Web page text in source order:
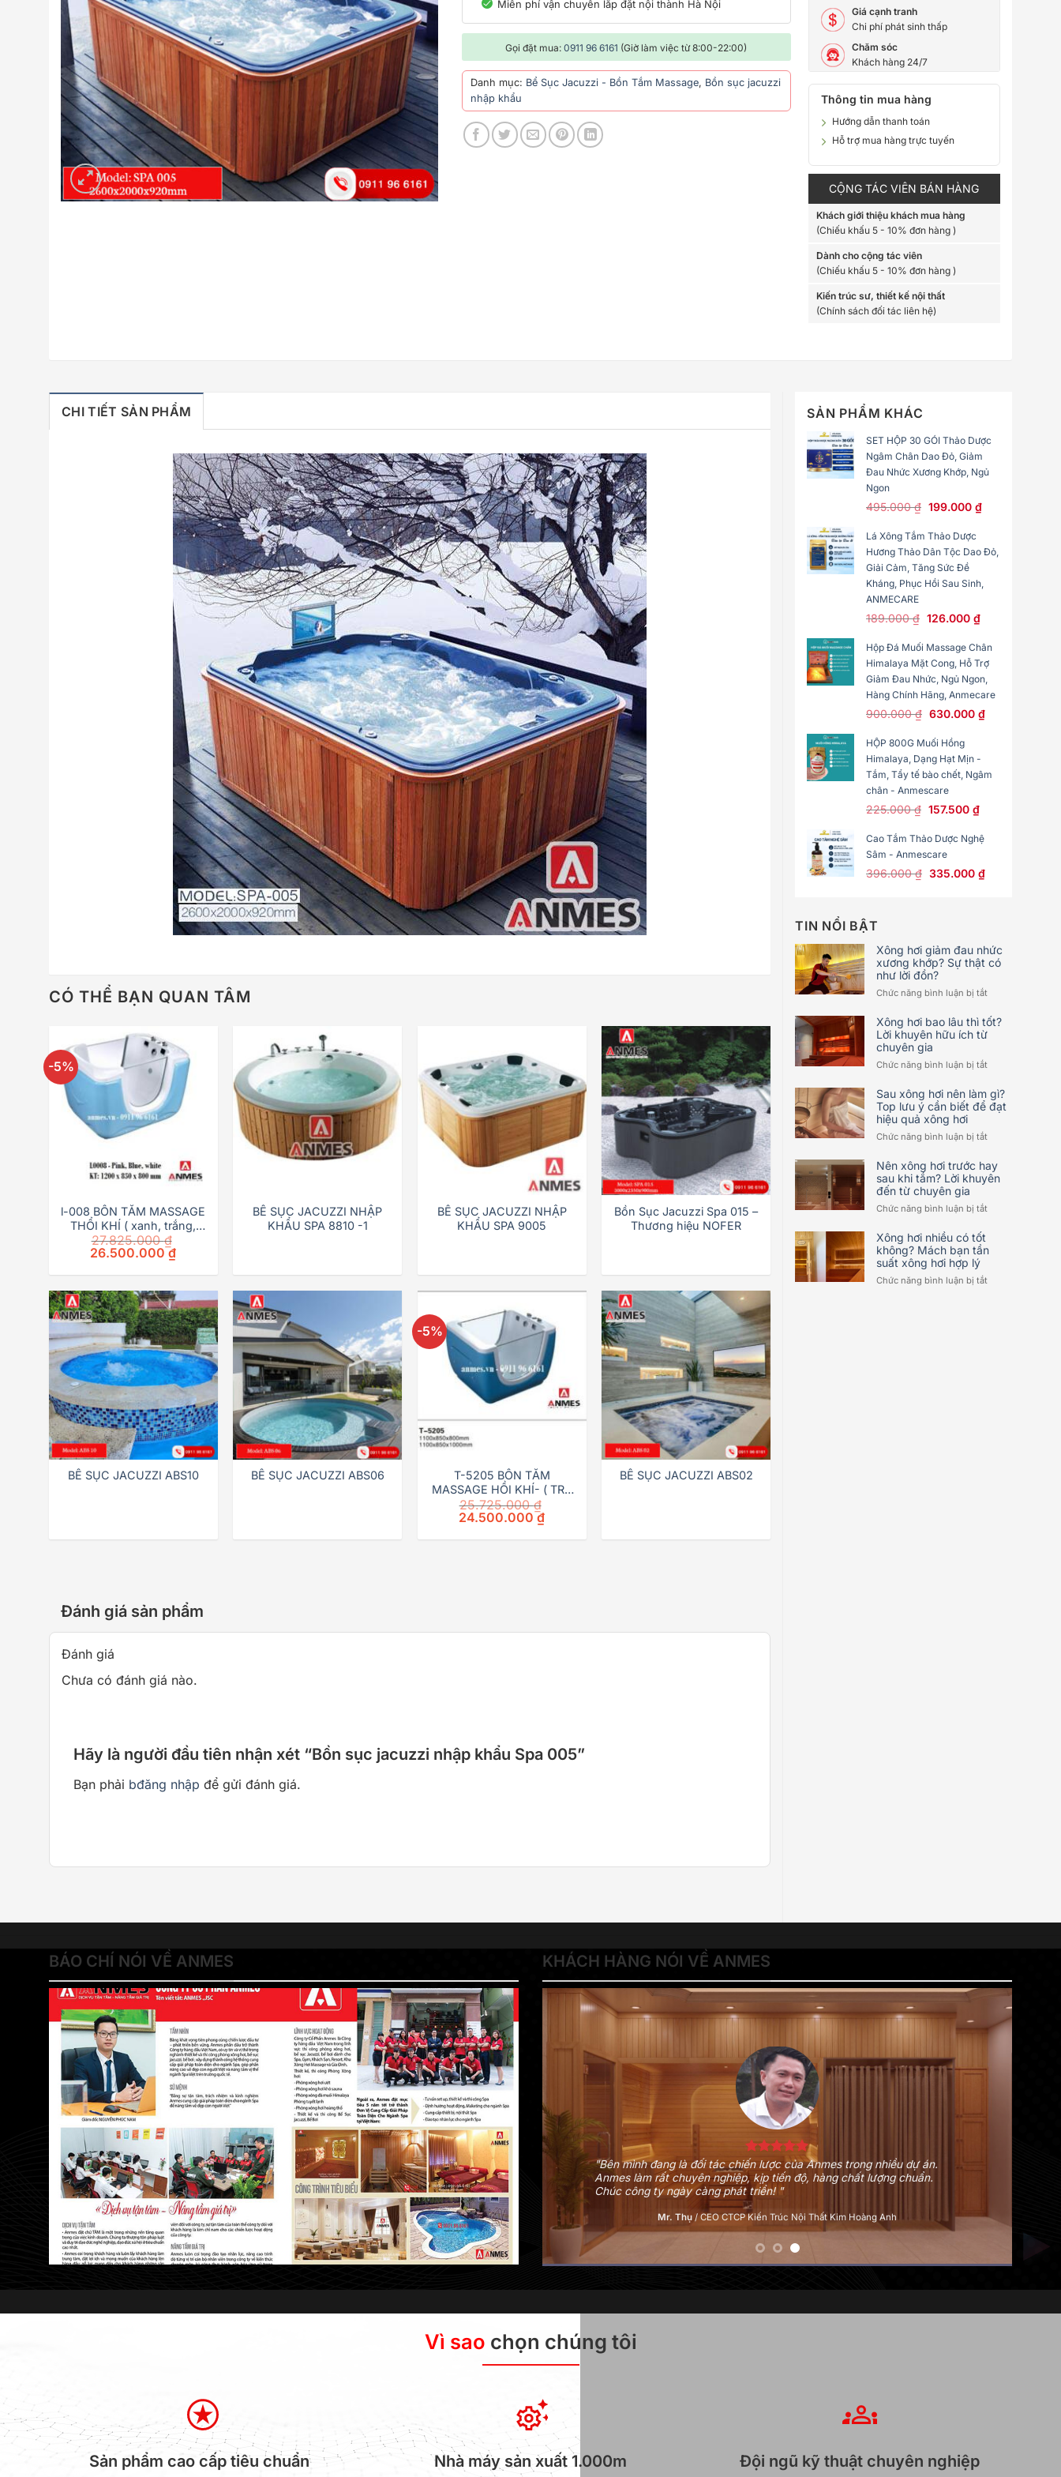
Miễn phí vận chuyển lắp đặt nội thành Hà Nội
Gọi đặt mua:0911 96 6161 (Giờ làm việc từ 8:00-22:00)
Danh mục: Bể Sục Jacuzzi - Bồn Tắm Massage, Bồn sục jacuzzi
nhập khẩu
Giá cạnh tranh
Chi phí phát sinh thấp
Chăm sóc
Khách hàng 24/7
Thông tin mua hàng
Hướng dẫn thanh toán
Hỗ trợ mua hàng trực tuyến
CỘNG TÁC VIÊN BÁN HÀNG
Khách giới thiệu khách mua hàng
(Chiếu khấu 5 - 10% đơn hàng )
Dành cho cộng tác viên
(Chiếu khấu 5 - 10% đơn hàng )
Kiến trúc sư, thiết kế nội thất
(Chính sách đối tác liên hệ)
SẢN PHẨM KHÁC
SET HỘP 30 GÓI Thảo Dược
Ngâm Chân Dao Đỏ, Giảm
Đau Nhức Xương Khớp, Ngủ
Ngon
495.000₫ 199.000₫
Lá Xông Tắm Thảo Dược
Hương Thảo Dân Tộc Dao Đỏ,
Giải Cảm, Tăng Sức Đề
Kháng, Phục Hồi Sau Sinh,
ANMECARE
189.000₫ 126.000₫
Hộp Đá Muối Massage Chân
Himalaya Mặt Cong, Hỗ Trợ
Giảm Đau Nhức, Ngủ Ngon,
Hàng Chính Hãng, Anmecare
900.000₫ Original
was:
900.000 ₫.
630.000₫Current
HỘP 800G Muối Hồng
Himalaya, Dạng Hạt Mịn -
Tắm, Tẩy tế bào chết, Ngâm
chân - Anmescare
225.000₫ Original
was:
225.000 ₫.
157.500₫Current
is:
Cao Tắm Thảo Dược Nghệ
Sâm - Anmescare
396.000₫ Original
335.000₫Current
TIN NỔI BẬT
Xông hơi giảm đau nhức
xương khớp? Sự thật có
như lời đồn?
Chức năng bình luận bị tắtở
hơi
giảm
Sự
thật
như
đồn?
Xông hơi bao lâu thì tốt?
Lời khuyên hữu ích từ
chuyên gia
Chức năng bình luận bị tắtở
hơi
bao
khuyên
hữu
từ
Sau xông hơi nên làm gì?
Top lưu ý cần biết để đạt
hiệu quả xông hơi
Chức năng bình luận bị tắtở
xông
hơi
ý
biết
Nên xông hơi trước hay
sau khi tắm? Lời khuyên
đến từ chuyên gia
Chức năng bình luận bị tắtở
hơi
Xông hơi nhiều có tốt
không? Mách bạn tần
suất xông hơi hợp lý
Chức năng bình luận bị tắtở
CHI TIẾT SẢN PHẨM
CÓ THỂ BẠN QUAN TÂM
-5%
l-008 BỒN TẮM MASSAGE
THỔI KHÍ ( xanh, trắng,
hồng )
27.825.000₫
Original
price
was:
26.500.000₫Current
is:
BỂ SỤC JACUZZI NHẬP
KHẨU SPA 8810 -1
BỂ SỤC JACUZZI NHẬP
KHẨU SPA 9005
Bồn Sục Jacuzzi Spa 015 –
Thương hiệu NOFER
BỂ SỤC JACUZZI ABS10 BỂ SỤC JACUZZI ABS06
-5%
T-5205 BỒN TẮM
MASSAGE HỒI KHÍ- ( TRẺ
EM)
25.725.000₫
Original
price
was:
24.500.000₫Current
is:
BỂ SỤC JACUZZI ABS02
Đánh giá sản phẩm
Đánh giá
Chưa có đánh giá nào.
Hãy là người đầu tiên nhận xét “Bồn sục jacuzzi nhập khẩu Spa 005”
Bạn phải bđăng nhập để gửi đánh giá.
BÁO CHÍ NÓI VỀ ANMES KHÁCH HÀNG NÓI VỀ ANMES
Phòng khám Đông Y Phúc Mạc Đường của tôi có sắm hệ thống phòng
xông khô đá muối và phòng xông hơi ướt của Anmes. Đội ngũ nhân
viên từ tư vấn cho đến kỹ thuật đều rất tận tình và chu đáo. Sau mở
rộng thêm chi nhánh, chắc chắn tôi sẽ vẫn tin tưởng Anmes.
Bác sĩ Nguyễn Thành Huy /Chủ phòng khám Đông Y Phúc Mạc Đường
"Bên mình đang là đối tác chiến lược của Anmes trong nhiều dự án.
Anmes làm rất chuyên nghiệp, kịp tiến độ, hàng chất lượng chuẩn.
Chúc công ty ngày càng phát triển! "
Mr. Thụ /CEO CTCP Kiến Trúc Nội Thất Kim Hoàng Anh
Vì sao chọn chúng tôi
Sản phẩm cao cấp tiêu chuẩn Nhà máy sản xuất 1.000m Đội ngũ kỹ thuật chuyên nghiệp